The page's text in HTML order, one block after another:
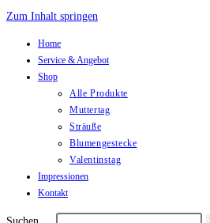
Zum Inhalt springen
Home
Service & Angebot
Shop
Alle Produkte
Muttertag
Sträuße
Blumengestecke
Valentinstag
Impressionen
Kontakt